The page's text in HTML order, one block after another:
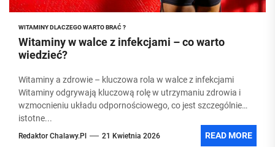
WITAMINY DLACZEGO WARTO BRAĆ ?
Witaminy w walce z infekcjami – co warto
wiedzieć?
Witaminy a zdrowie – kluczowa rola w walce z infekcjami
Witaminy odgrywają kluczową rolę w utrzymaniu zdrowia i
wzmocnieniu układu odpornościowego, co jest szczególnie
istotne...
Redaktor Chalawy.pl 21 Kwietnia 2026 READ MORE